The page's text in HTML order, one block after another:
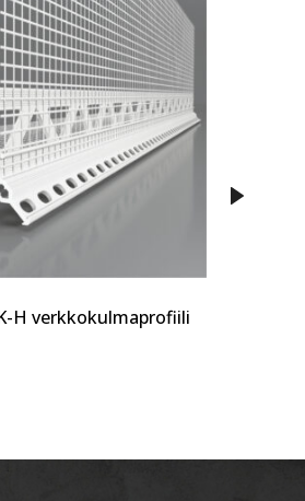
H verkkokulmaprofiili